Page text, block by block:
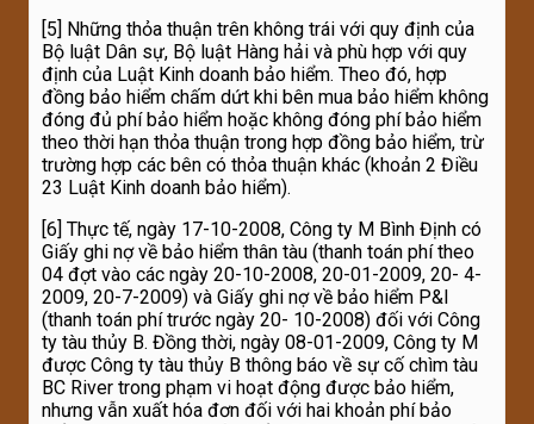
[5] Những thỏa thuận trên không trái với quy định của
Bộ luật Dân sự, Bộ luật Hàng hải và phù hợp với quy
định của Luật Kinh doanh bảo hiểm. Theo đó, hợp
đồng bảo hiểm chấm dứt khi bên mua bảo hiểm không
đóng đủ phí bảo hiểm hoặc không đóng phí bảo hiểm
theo thời hạn thỏa thuận trong hợp đồng bảo hiểm, trừ
trường hợp các bên có thỏa thuận khác (khoản 2 Điều
23 Luật Kinh doanh bảo hiểm).
[6] Thực tế, ngày 17-10-2008, Công ty M Bình Định có
Giấy ghi nợ về bảo hiểm thân tàu (thanh toán phí theo
04 đợt vào các ngày 20-10-2008, 20-01-2009, 20- 4-
2009, 20-7-2009) và Giấy ghi nợ về bảo hiểm P&I
(thanh toán phí trước ngày 20- 10-2008) đối với Công
ty tàu thủy B. Đồng thời, ngày 08-01-2009, Công ty M
được Công ty tàu thủy B thông báo về sự cố chìm tàu
BC River trong phạm vi hoạt động được bảo hiểm,
nhưng vẫn xuất hóa đơn đối với hai khoản phí bảo